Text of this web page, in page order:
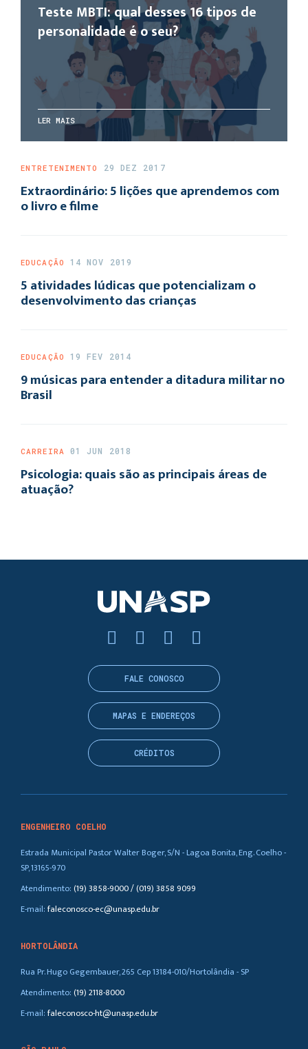
Teste MBTI: qual desses 16 tipos de
personalidade é o seu?
LER MAIS
ENTRETENIMENTO 29 DEZ 2017
Extraordinário: 5 lições que aprendemos com
o livro e filme
EDUCAÇÃO 14 NOV 2019
5 atividades lúdicas que potencializam o
desenvolvimento das crianças
EDUCAÇÃO 19 FEV 2014
9 músicas para entender a ditadura militar no
Brasil
CARREIRA 01 JUN 2018
Psicologia: quais são as principais áreas de
atuação?
ENGENHEIRO COELHO
Estrada Municipal Pastor Walter Boger, S/N - Lagoa Bonita, Eng. Coelho -
SP, 13165-970
Atendimento:(19) 3858-9000 / (019) 3858 9099
E-mail:faleconosco-ec@unasp.edu.br
HORTOLÂNDIA
Rua Pr. Hugo Gegembauer, 265 Cep 13184-010/Hortolândia - SP
Atendimento:(19) 2118-8000
E-mail:faleconosco-ht@unasp.edu.br
FALE CONOSCO
MAPAS E ENDEREÇOS
CRÉDITOS